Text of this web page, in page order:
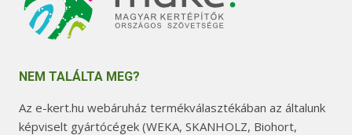
NEM TALÁLTA MEG?
Az e-kert.hu webáruház termékválasztékában az általunk
képviselt gyártócégek (WEKA, SKANHOLZ, Biohort,